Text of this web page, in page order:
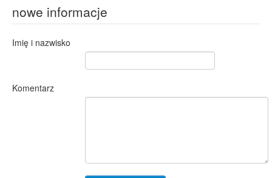
nowe informacje
Imię i nazwisko
Komentarz